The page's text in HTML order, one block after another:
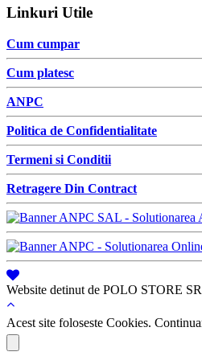
Linkuri Utile
Cum cumpar
Cum platesc
ANPC
Politica de Confidentialitate
Termeni si Conditii
Retragere Din Contract
Website detinut de POLO STORE
Acest site foloseste Cookies.